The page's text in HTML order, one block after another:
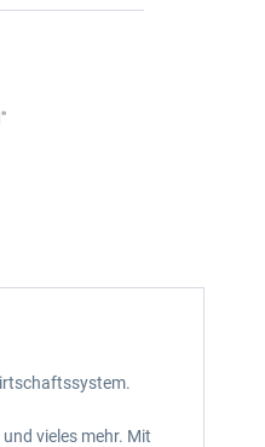
vieles mehr. Mit